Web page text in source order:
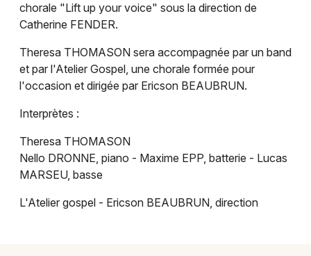
Actus tourisme & loisirs
Restaurants
Choisir mes départements
chorale "Lift up your voice" sous la direction de
Catherine FENDER.
Theresa THOMASON sera accompagnée par un band
et par l'Atelier Gospel, une chorale formée pour
l'occasion et dirigée par Ericson BEAUBRUN.
Interprètes :
Theresa THOMASON
Nello DRONNE, piano - Maxime EPP, batterie - Lucas
MARSEU, basse
L'Atelier gospel - Ericson BEAUBRUN, direction